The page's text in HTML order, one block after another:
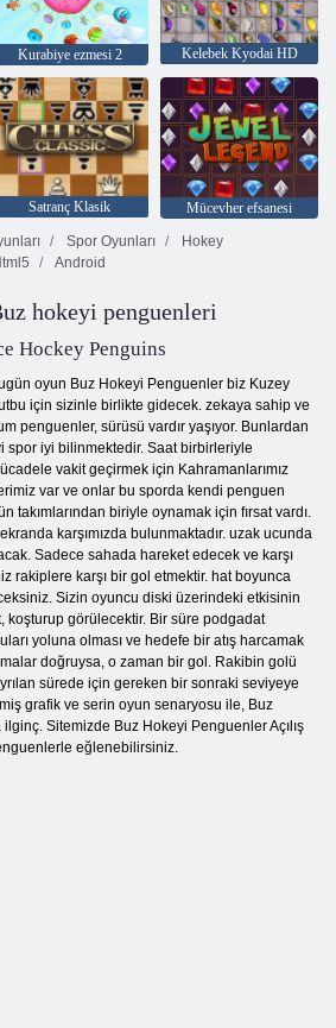
Kurabiye ezmesi 2 Kelebek Kyodai HD
Satranç Klasik
Mücevher efsanesi
Spor Oyunları
Hokey
Android
hokeyi penguenleri
Hockey Penguins
oyun Buz Hokeyi Penguenler biz Kuzey
için sizinle birlikte gidecek. zekaya sahip ve
penguenler, sürüsü vardır yaşıyor. Bunlardan
spor iyi bilinmektedir. Saat birbirleriyle
vakit geçirmek için Kahramanlarımız
var ve onlar bu sporda kendi penguen
takımlarından biriyle oynamak için fırsat vardı.
karşımızda bulunmaktadır. uzak ucunda
Sadece sahada hareket edecek ve karşı
rakiplere karşı bir gol etmektir. hat boyunca
Sizin oyuncu diski üzerindeki etkisinin
koşturup görülecektir. Bir süre podgadat
yoluna olması ve hedefe bir atış harcamak
doğruysa, o zaman bir gol. Rakibin golü
sürede için gereken bir sonraki seviyeye
grafik ve serin oyun senaryosu ile, Buz
Sitemizde Buz Hokeyi Penguenler Açılış
eğlenebilirsiniz.